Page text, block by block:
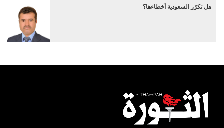
هل تكرّر السعودية أخطاءها؟